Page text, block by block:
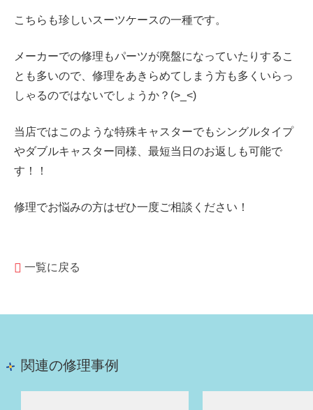
こちらも珍しいスーツケースの一種です。
メーカーでの修理もパーツが廃盤になっていたりするこ
とも多いので、修理をあきらめてしまう方も多くいらっ
しゃるのではないでしょうか？(>_<)
当店ではこのような特殊キャスターでもシングルタイプ
やダブルキャスター同様、最短当日のお返しも可能で
す！！
修理でお悩みの方はぜひ一度ご相談ください！
一覧に戻る
関連の修理事例